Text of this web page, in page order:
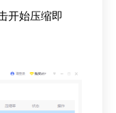
开始压缩即